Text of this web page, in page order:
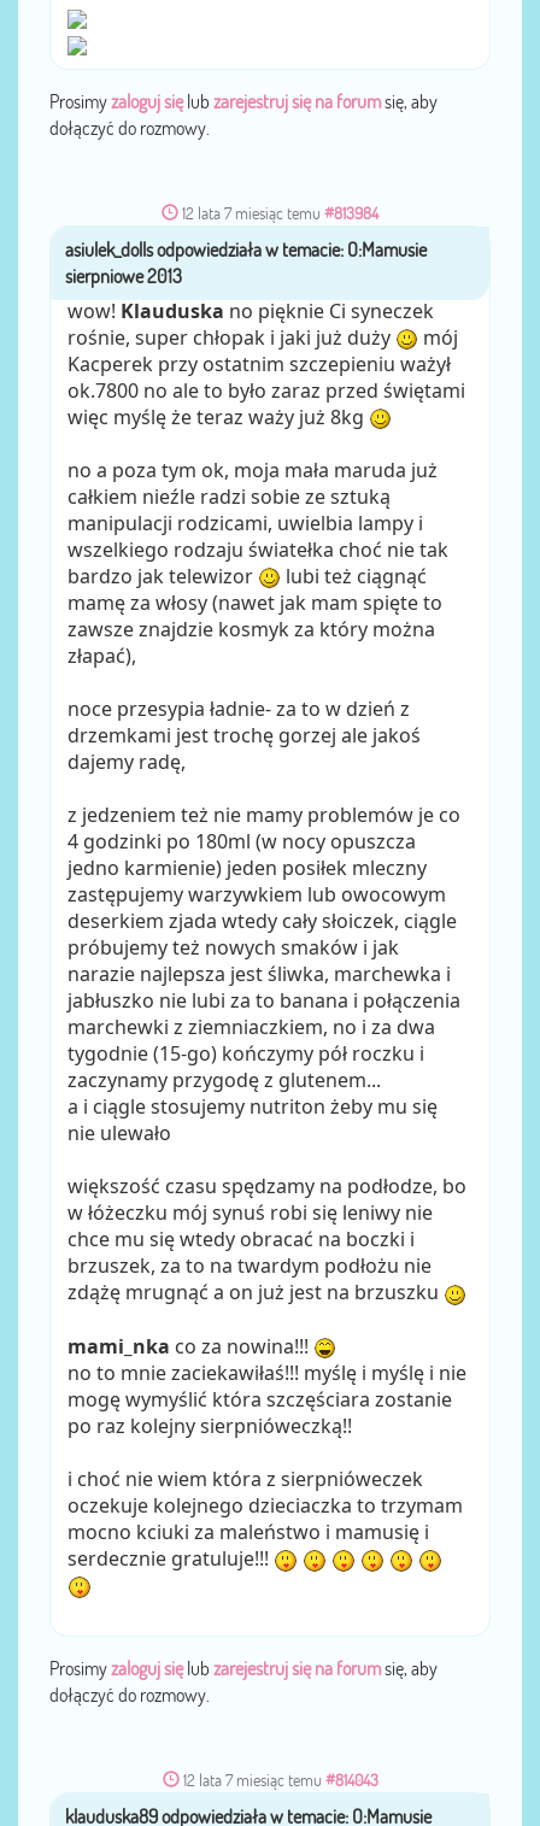
Prosimyzaloguj sięlub zarejestruj się na forumsię, aby
dołączyć do rozmowy.
12 lata 7 miesiąc temu #813984
przezasiulek_dolls
wow! Klauduska no pięknie Ci syneczek
rośnie, super chłopak i jaki już duży
mój
Kacperek przy ostatnim szczepieniu ważył
ok.7800 no ale to było zaraz przed świętami
więc myślę że teraz waży już 8kg
no a poza tym ok, moja mała maruda już
całkiem nieźle radzi sobie ze sztuką
manipulacji rodzicami, uwielbia lampy i
wszelkiego rodzaju światełka choć nie tak
bardzo jak telewizor
lubi też ciągnąć
mamę za włosy (nawet jak mam spięte to
zawsze znajdzie kosmyk za który można
złapać),
noce przesypia ładnie- za to w dzień z
drzemkami jest trochę gorzej ale jakoś
dajemy radę,
z jedzeniem też nie mamy problemów je co
4 godzinki po 180ml (w nocy opuszcza
jedno karmienie) jeden posiłek mleczny
zastępujemy warzywkiem lub owocowym
deserkiem zjada wtedy cały słoiczek, ciągle
próbujemy też nowych smaków i jak
narazie najlepsza jest śliwka, marchewka i
jabłuszko nie lubi za to banana i połączenia
marchewki z ziemniaczkiem, no i za dwa
tygodnie (15-go) kończymy pół roczku i
zaczynamy przygodę z glutenem...
a i ciągle stosujemy nutriton żeby mu się
nie ulewało
większość czasu spędzamy na podłodze, bo
w łóżeczku mój synuś robi się leniwy nie
chce mu się wtedy obracać na boczki i
brzuszek, za to na twardym podłożu nie
zdążę mrugnąć a on już jest na brzuszku
mami_nka co za nowina!!!
no to mnie zaciekawiłaś!!! myślę i myślę i nie
mogę wymyślić która szczęściara zostanie
po raz kolejny sierpnióweczką!!
i choć nie wiem która z sierpnióweczek
oczekuje kolejnego dzieciaczka to trzymam
mocno kciuki za maleństwo i mamusię i
serdecznie gratuluje!!!
Prosimyzaloguj sięlub zarejestruj się na forumsię, aby
dołączyć do rozmowy.
12 lata 7 miesiąc temu #814043
przezklauduska89